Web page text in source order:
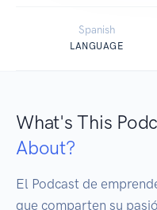
Spanish
LANGUAGE
What's This
About?
El Podcast de
que comparten su